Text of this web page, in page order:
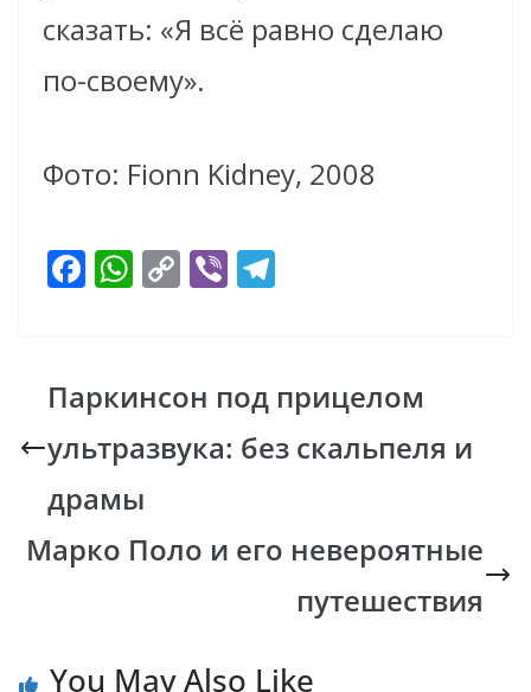
сказать: «Я всё равно сделаю
по-своему».
Фото: Fionn Kidney, 2008
F
b
o
o
k
W
s
A
p
p
C
y
Li
n
Vi
gr
a
m
Паркинсон под прицелом
ультразвука: без скальпеля и
драмы
Марко Поло и его невероятные
путешествия
You May Also Like